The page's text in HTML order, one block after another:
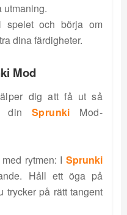
utmaning.
spelet och börja om
dina färdigheter.
Mod
dig att få ut så
dinSprunki Mod-
rytmen: I Sprunki
Håll ett öga på
trycker på rätt tangent